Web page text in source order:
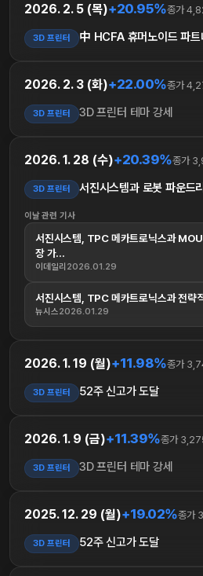
2026. 2. 5 (목)+20.95%종가
3D 프린터 中 HCFA 휴머노이드 파트
2026. 2. 3 (화)+22.00%종가
3D 프린터 3D 프린터 테마 강세
2026. 1. 28 (수)+20.39%종가
3D 프린터 서진시스템과 로봇 파운드
이날 관련 기사
서진시스템, TPC 메카트로닉스과
장 가...
이데일리 2026.01.29
서진시스템, TPC 메카트로닉스과 전략
뉴시스2026.01.29
2026. 1. 19 (월)+11.98%종가
3D 프린터 52주 신고가 도달
2026. 1. 9 (금)+11.39%종가
3D 프린터 3D 프린터 테마 강세
2025. 12. 29 (월)+19.02%종가
3D 프린터 52주 신고가 도달